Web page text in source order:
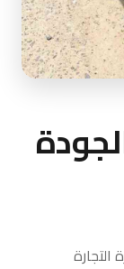
التجارة